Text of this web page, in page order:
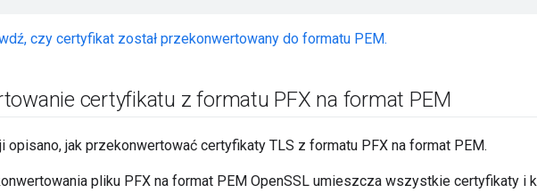
czy certyfikat został przekonwertowany do formatu PEM.
certyfikatu z formatu PFX na format PEM
opisano, jak przekonwertować certyfikaty TLS z formatu PFX na format PEM.
pliku PFX na format PEM OpenSSL umieszcza wszystkie certyfikaty i